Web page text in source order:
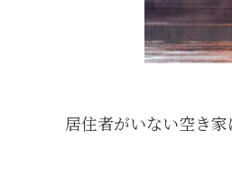
居住者がいない空き